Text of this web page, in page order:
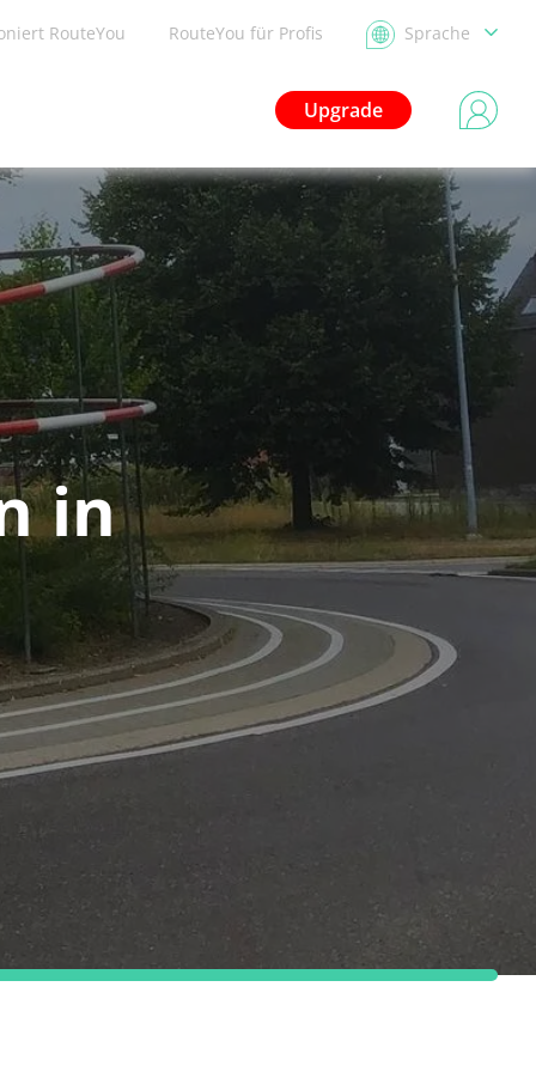
RouteYou RouteYou für Profis Sprache
Upgrade
in